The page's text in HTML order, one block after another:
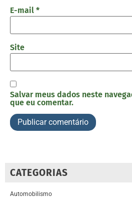
E-mail *
Site
Salvar meus dados neste
que eu comentar.
CATEGORIAS
Automobilismo